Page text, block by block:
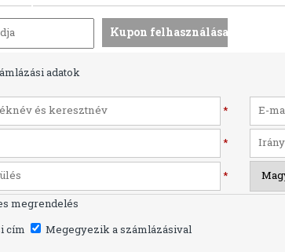
adatok
*
*
*
megrendelés
cím
Megegyezik a számlázásival